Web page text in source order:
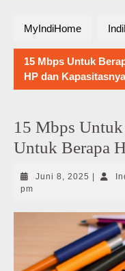
MyIndiHome
15 Mbps Untuk
HP dan Kapasitasnya
15 Mbps
Untuk Berapa
Juni 8, 2025 Juni
pm